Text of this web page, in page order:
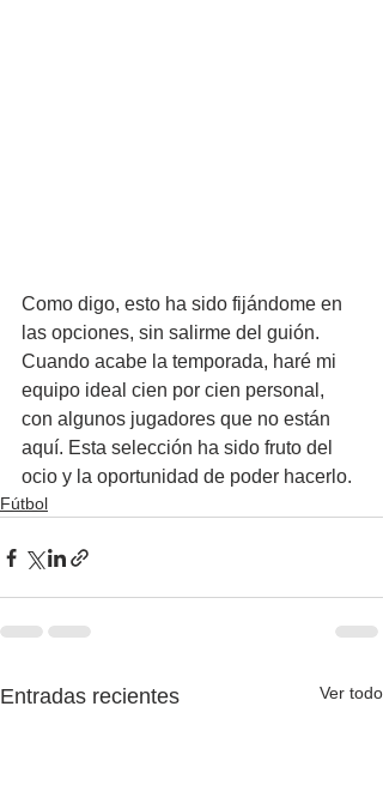
Como digo, esto ha sido fijándome en
las opciones, sin salirme del guión.
Cuando acabe la temporada, haré mi
equipo ideal cien por cien personal,
con algunos jugadores que no están
aquí. Esta selección ha sido fruto del
ocio y la oportunidad de poder hacerlo.
Fútbol
Entradas recientes Ver todo